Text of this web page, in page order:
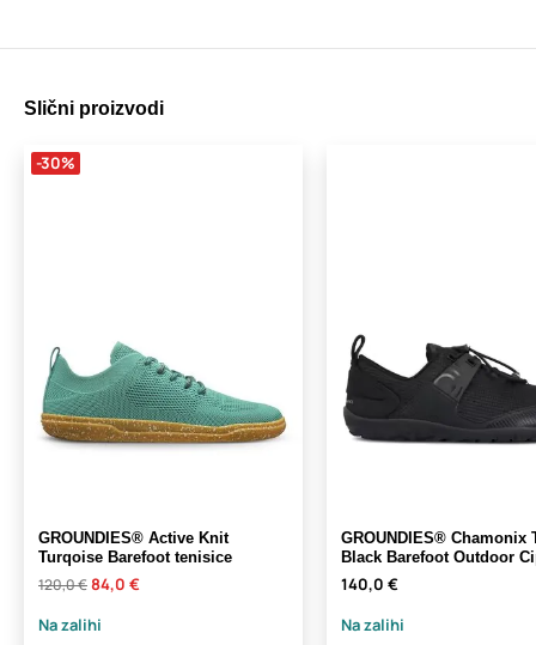
Slični proizvodi
-30%
GROUNDIES® Active Knit
Turqoise Barefoot tenisice
120,0 €84,0 €
Na zalihi
GROUNDIES® Chamonix
Black Barefoot Outdoor
140,0 €
Na zalihi